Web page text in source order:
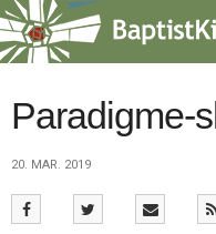
Spring
menu
over
gå
tilbage
forsiden
Paradigme-
20. MAR. 2019